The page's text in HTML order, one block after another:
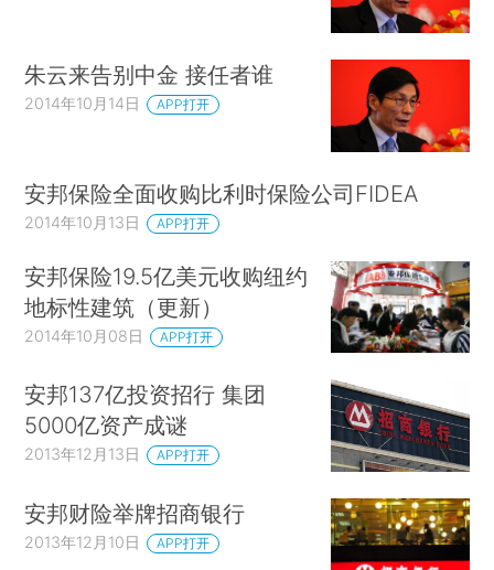
朱云来告别中金 接任者谁
2014年10月14日 APP打开
安邦保险全面收购比利时保险公司FIDEA
2014年10月13日 APP打开
安邦保险19.5亿美元收购纽约
地标性建筑（更新）
2014年10月08日 APP打开
安邦137亿投资招行 集团
5000亿资产成谜
2013年12月13日 APP打开
安邦财险举牌招商银行
2013年12月10日 APP打开